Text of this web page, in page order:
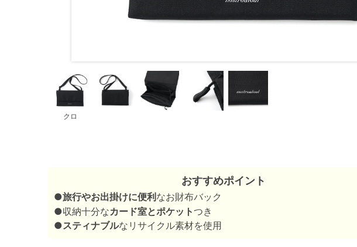
クロ
おすすめポイント
●旅行やお出掛けに便利 なお財布バック
●収納十分なカード室とポケットつき
●スティナブルなリサイクル素材を使用